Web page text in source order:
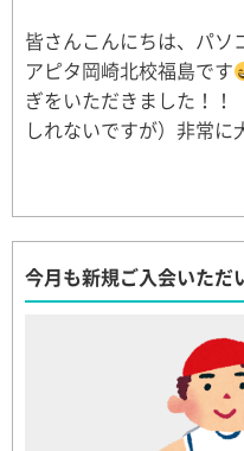
皆さんこんにちは、パソ
アピタ岡崎北校福島です
ぎをいただきました！！
しれないですが）非常
今月も新規ご入会いただ